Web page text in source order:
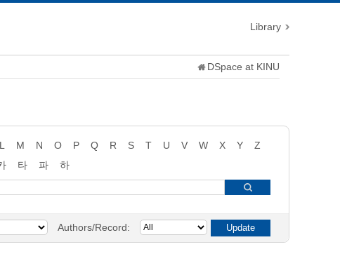
Library
DSpace at KINU
L M N O P Q R S T U V W X Y
Z
타 파
하
Authors/Record: